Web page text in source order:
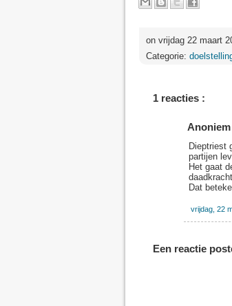
on vrijdag 22 maart
Categorie:
1 reacties :
Anoniem
Dieptriest
partijen
Het gaat
Dat
vrijdag, 22
Een reactie